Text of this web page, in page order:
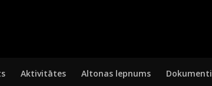
Aktivitātes Altonas lepnums Dokumenti